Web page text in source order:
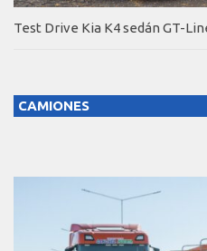
Test Drive Kia K4 sedán GT-
CAMIONES